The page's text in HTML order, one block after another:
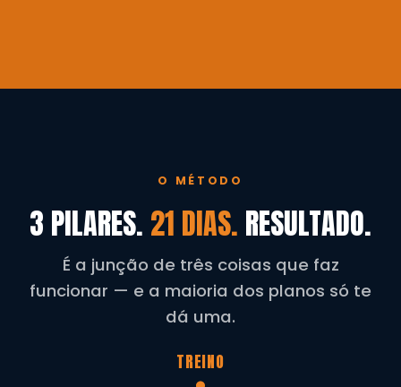
O MÉTODO
3 PILARES. 21 DIAS. RESULTADO.
É a junção de três coisas que faz
funcionar — e a maioria dos planos só te
dá uma.
TREINO